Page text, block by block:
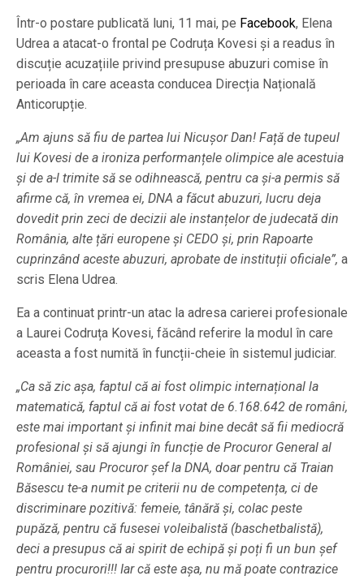
Într-o postare publicată luni, 11 mai, pe Facebook, Elena
Udrea a atacat-o frontal pe Codruța Kovesi și a readus în
discuție acuzațiile privind presupuse abuzuri comise în
perioada în care aceasta conducea Direcția Națională
Anticorupție.
„Am ajuns să fiu de partea lui Nicușor Dan! Față de tupeul
lui Kovesi de a ironiza performanțele olimpice ale acestuia
și de a-l trimite să se odihnească, pentru ca și-a permis să
afirme că, în vremea ei, DNA a făcut abuzuri, lucru deja
dovedit prin zeci de decizii ale instanțelor de judecată din
România, alte țări europene și CEDO și, prin Rapoarte
cuprinzând aceste abuzuri, aprobate de instituții oficiale”, a
scris Elena Udrea.
Ea a continuat printr-un atac la adresa carierei profesionale
a Laurei Codruța Kovesi, făcând referire la modul în care
aceasta a fost numită în funcții-cheie în sistemul judiciar.
„Ca să zic așa, faptul că ai fost olimpic internațional la
matematică, faptul că ai fost votat de 6.168.642 de români,
este mai important și infinit mai bine decât să fii mediocră
profesional și să ajungi în funcție de Procuror General al
României, sau Procuror șef la DNA, doar pentru că Traian
Băsescu te-a numit pe criterii nu de competența, ci de
discriminare pozitivă: femeie, tânără și, colac peste
pupăză, pentru că fusesei voleibalistă (baschetbalistă),
deci a presupus că ai spirit de echipă și poți fi un bun șef
pentru procurori!!! Iar că este așa, nu mă poate contrazice